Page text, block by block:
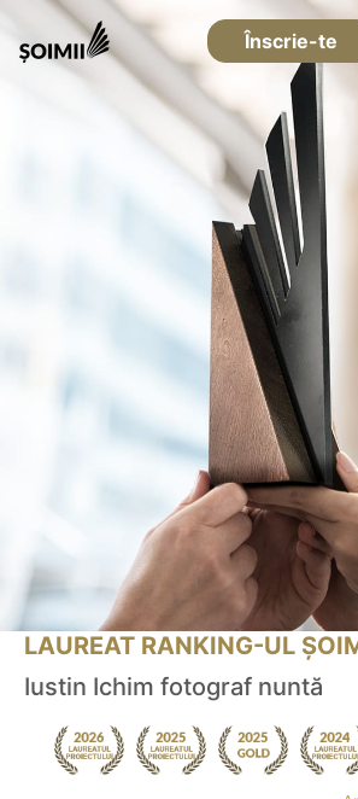
Înscrie-te
LAUREAT RANKING-UL
Iustin Ichim fotograf nuntă